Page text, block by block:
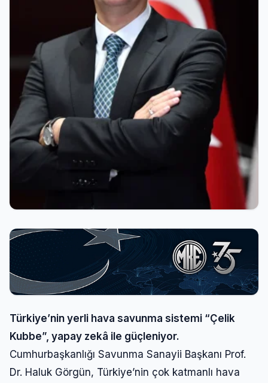
Türkiye’nin yerli hava savunma sistemi “Çelik
Kubbe”, yapay zekâ ile güçleniyor.
Cumhurbaşkanlığı Savunma Sanayii Başkanı Prof.
Dr. Haluk Görgün, Türkiye’nin çok katmanlı hava